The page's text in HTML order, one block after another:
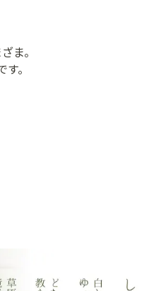
ま。
。